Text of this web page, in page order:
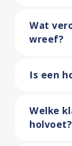
Wat
wreef?
Is een
Welke
holvoet?